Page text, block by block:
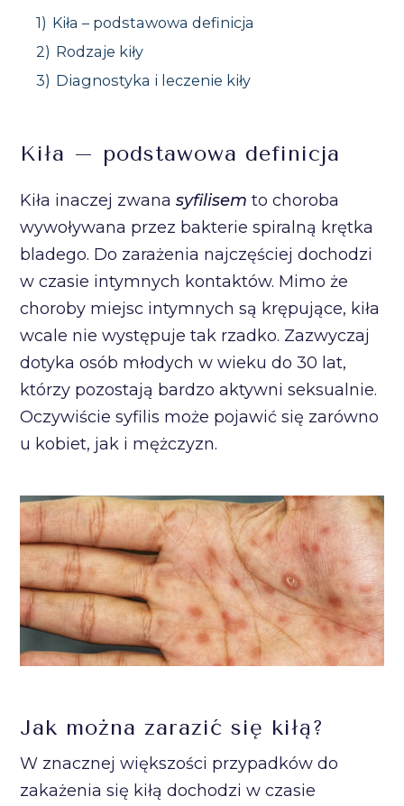
1) Kiła – podstawowa definicja
2) Rodzaje kiły
3) Diagnostyka i leczenie kiły
Kiła – podstawowa definicja
Kiła inaczej zwanasyfilisem to choroba
wywoływana przez bakterie spiralną krętka
bladego. Do zarażenia najczęściej dochodzi
w czasie intymnych kontaktów. Mimo że
choroby miejsc intymnych są krępujące, kiła
wcale nie występuje tak rzadko. Zazwyczaj
dotyka osób młodych w wieku do 30 lat,
którzy pozostają bardzo aktywni seksualnie.
Oczywiście syfilis może pojawić się zarówno
u kobiet, jak i mężczyzn.
Jak można zarazić się kiłą?
W znacznej większości przypadków do
zakażenia się kiłą dochodzi w czasie